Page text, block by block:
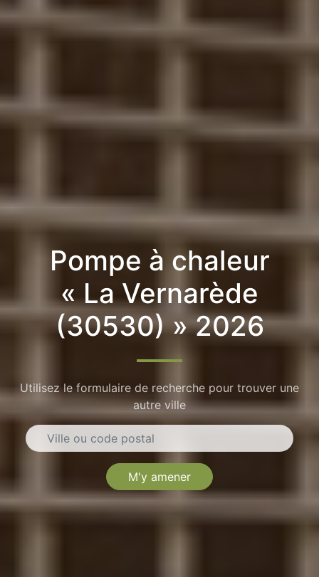
Pompe à chaleur
« La Vernarède
(30530) » 2026
Utilisez le formulaire de recherche pour trouver une
autre ville
M'y amener